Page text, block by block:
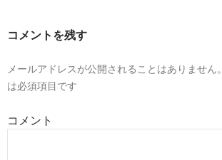
コメントを残す
メールアドレスが公開されることはありません。
は必須項目です
コメント